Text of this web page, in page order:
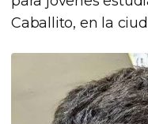
Caballito, en la